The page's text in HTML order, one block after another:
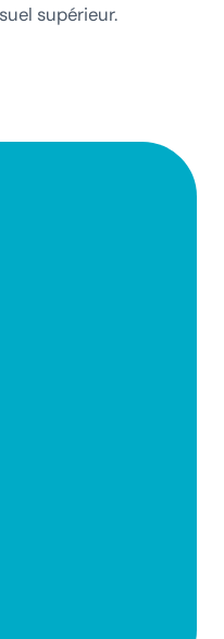
supérieur.